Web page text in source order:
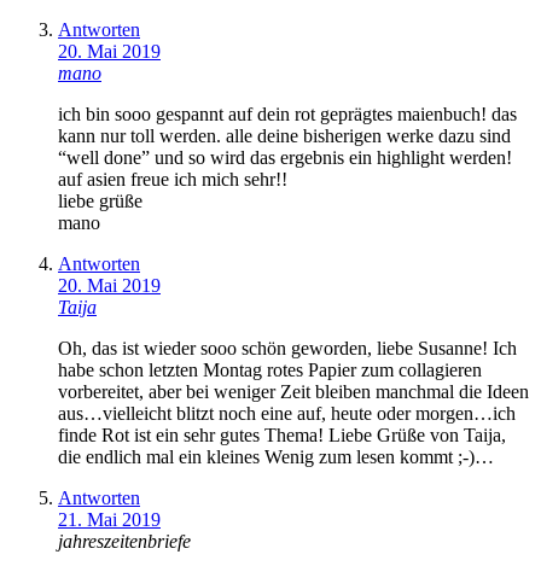
Antworten
20. Mai 2019
mano
ich bin sooo gespannt auf dein rot geprägtes maienbuch! das
kann nur toll werden. alle deine bisherigen werke dazu sind
“well done” und so wird das ergebnis ein highlight werden!
auf asien freue ich mich sehr!!
liebe grüße
mano
Antworten
20. Mai 2019
Taija
Oh, das ist wieder sooo schön geworden, liebe Susanne! Ich
habe schon letzten Montag rotes Papier zum collagieren
vorbereitet, aber bei weniger Zeit bleiben manchmal die Ideen
aus…vielleicht blitzt noch eine auf, heute oder morgen…ich
finde Rot ist ein sehr gutes Thema! Liebe Grüße von Taija,
die endlich mal ein kleines Wenig zum lesen kommt ;-)…
Antworten
21. Mai 2019
jahreszeitenbriefe